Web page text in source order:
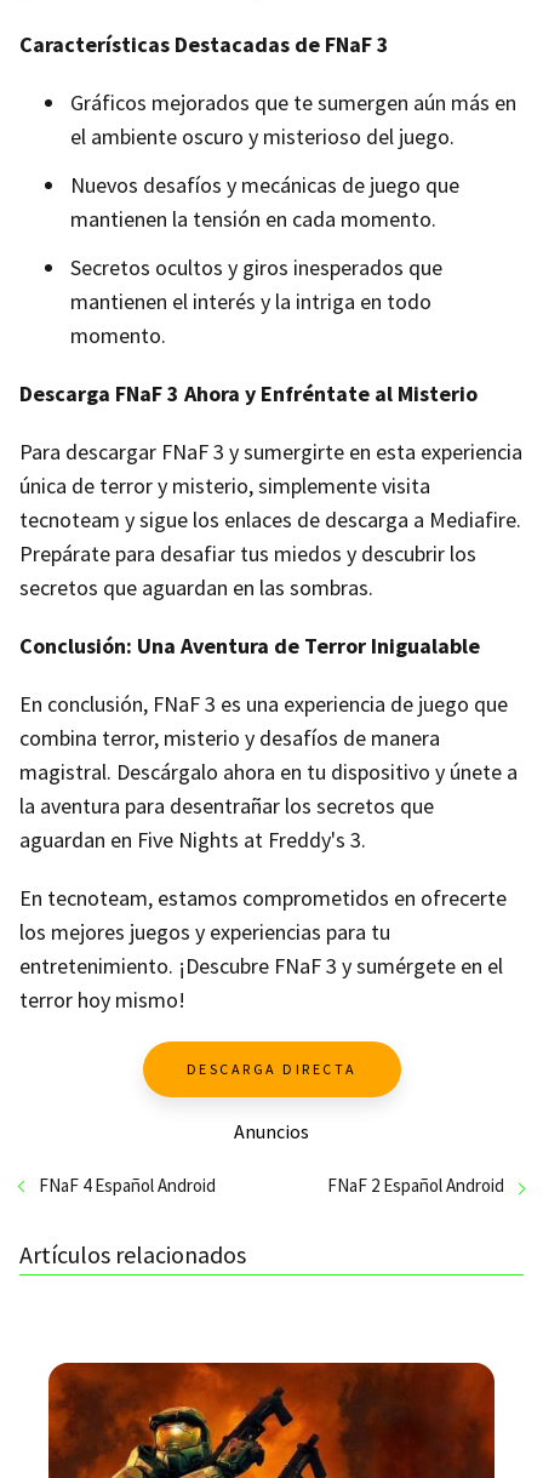
Características Destacadas de FNaF 3
Gráficos mejorados que te sumergen aún más en
el ambiente oscuro y misterioso del juego.
Nuevos desafíos y mecánicas de juego que
mantienen la tensión en cada momento.
Secretos ocultos y giros inesperados que
mantienen el interés y la intriga en todo
momento.
Descarga FNaF 3 Ahora y Enfréntate al Misterio
Para descargar FNaF 3 y sumergirte en esta experiencia
única de terror y misterio, simplemente visita
tecnoteam y sigue los enlaces de descarga a Mediafire.
Prepárate para desafiar tus miedos y descubrir los
secretos que aguardan en las sombras.
Conclusión: Una Aventura de Terror Inigualable
En conclusión, FNaF 3 es una experiencia de juego que
combina terror, misterio y desafíos de manera
magistral. Descárgalo ahora en tu dispositivo y únete a
la aventura para desentrañar los secretos que
aguardan en Five Nights at Freddy's 3.
En tecnoteam, estamos comprometidos en ofrecerte
los mejores juegos y experiencias para tu
entretenimiento. ¡Descubre FNaF 3 y sumérgete en el
terror hoy mismo!
DESCARGA DIRECTA
Anuncios
FNaF 4 Español Android FNaF 2 Español Android
Artículos relacionados